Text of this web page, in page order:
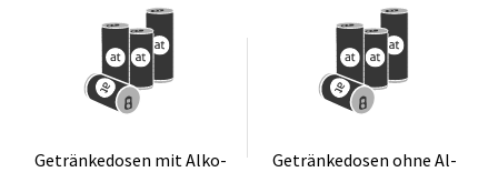
Ge­trän­ke­do­sen mit Al­ko­
Ge­trän­ke­do­sen oh­ne Al­